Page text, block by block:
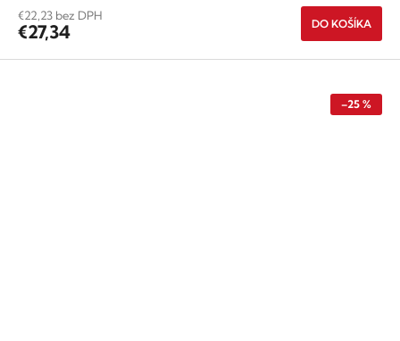
€22,23 bez DPH
€27,34 DO KOŠÍKA
–25 %